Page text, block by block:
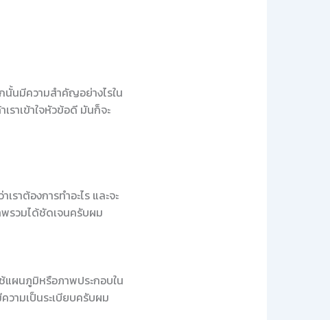
นั้นมีความสำคัญอย่างไรใน
ราเข้าใจหัวข้อดี มันก็จะ
ราต้องการทำอะไร และจะ
พรวมได้ชัดเจนครับผม
แผนภูมิหรือภาพประกอบใน
วามเป็นระเบียบครับผม